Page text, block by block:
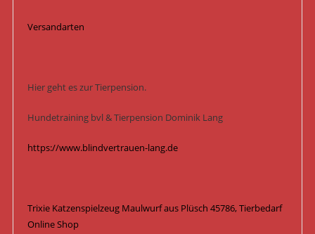
Versandarten
Hier geht es zur Tierpension.
Hundetraining bvl & Tierpension Dominik Lang
https://www.blindvertrauen-lang.de
Trixie Katzenspielzeug Maulwurf aus Plüsch 45786, Tierbedarf
Online Shop